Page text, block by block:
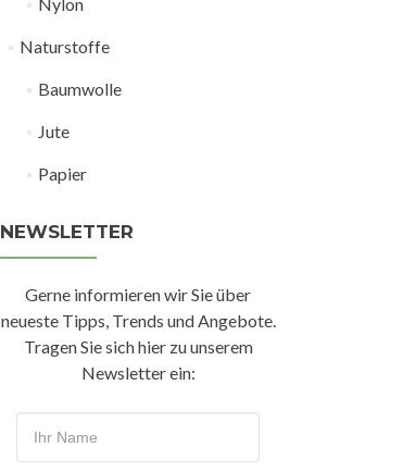
Naturstoffe
Baumwolle
Jute
Papier
NEWSLETTER
Gerne informieren wir Sie über
neueste Tipps, Trends und Angebote.
Tragen Sie sich hier zu unserem
Newsletter ein: